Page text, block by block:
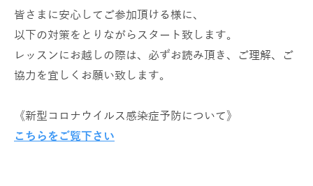
皆さまに安心してご参加頂ける様に、
以下の対策をとりながらスタート致します。
レッスンにお越しの際は、必ずお読み頂き、ご理解、ご
協力を宜しくお願い致します。
《新型コロナウイルス感染症予防について》
こちらをご覧下さい